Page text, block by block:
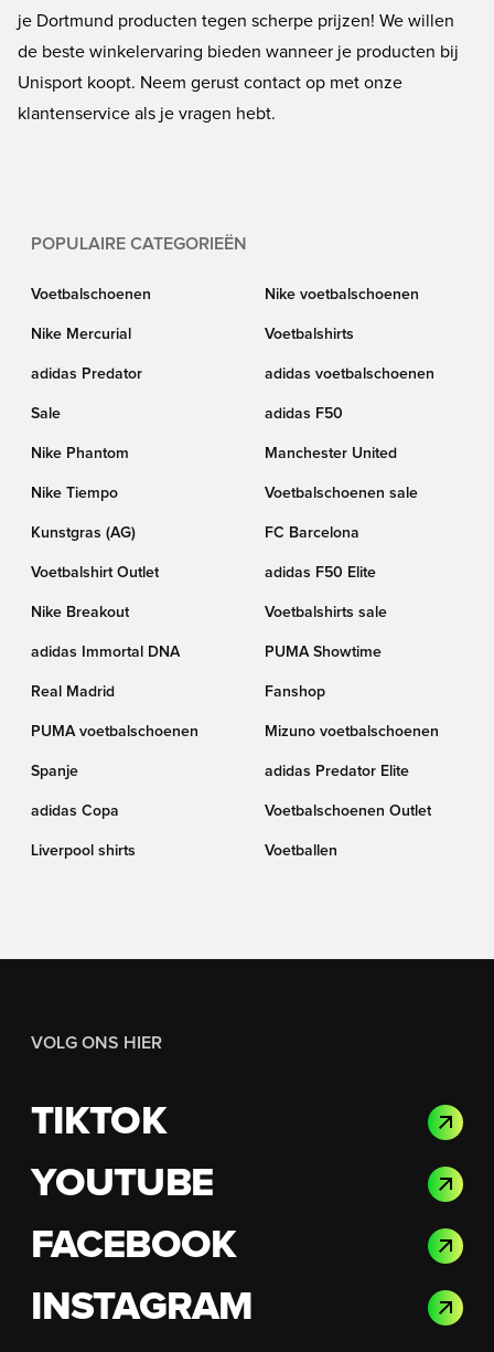
je Dortmund producten tegen scherpe prijzen! We willen
de beste winkelervaring bieden wanneer je producten bij
Unisport koopt. Neem gerust contact op met onze
klantenservice als je vragen hebt.
POPULAIRE CATEGORIEËN
Voetbalschoenen Nike voetbalschoenen
Nike Mercurial Voetbalshirts
adidas Predator adidas voetbalschoenen
Sale adidas F50
Nike Phantom Manchester United
Nike Tiempo Voetbalschoenen sale
Kunstgras (AG) FC Barcelona
Voetbalshirt Outlet adidas F50 Elite
Nike Breakout Voetbalshirts sale
adidas Immortal DNA PUMA Showtime
Real Madrid Fanshop
PUMA voetbalschoenen Mizuno voetbalschoenen
Spanje adidas Predator Elite
adidas Copa Voetbalschoenen Outlet
Liverpool shirts Voetballen
VOLG ONS HIER
TIKTOK
YOUTUBE
FACEBOOK
INSTAGRAM